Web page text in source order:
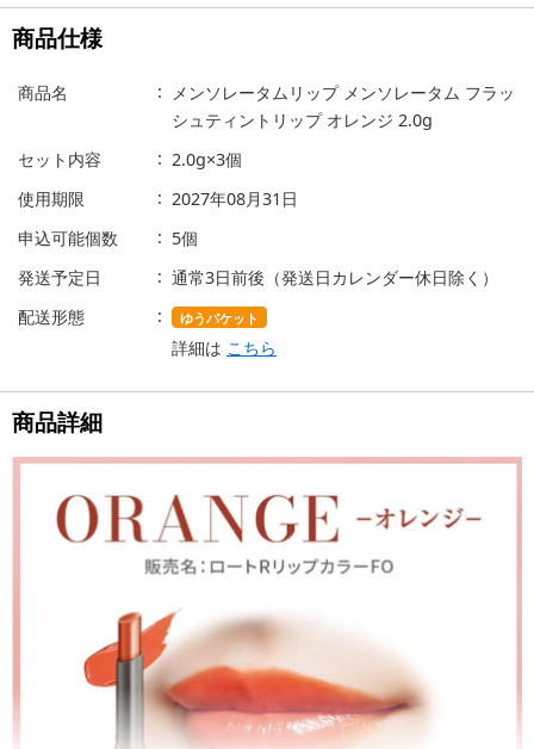
商品仕様
商品名
メンソレータムリップ メンソレータム フラッ
シュティントリップ オレンジ 2.0g
セット内容
2.0g×3個
使用期限
2027年08月31日
申込可能個数
5個
発送予定日
通常3日前後（発送日カレンダー休日除く）
配送形態
ゆうパケット
詳細は こちら
商品詳細